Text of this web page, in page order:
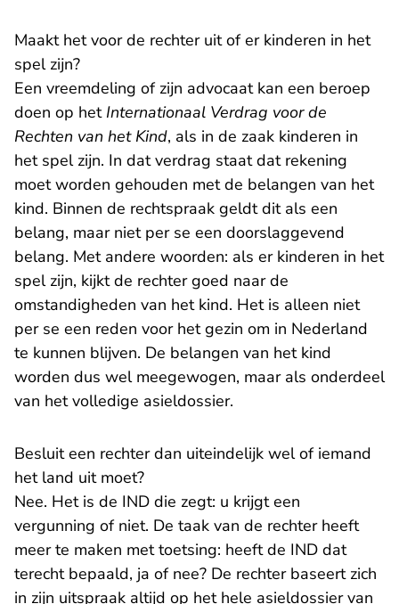
Maakt het voor de rechter uit of er kinderen in het
spel zijn?
Een vreemdeling of zijn advocaat kan een beroep
doen op het Internationaal Verdrag voor de
Rechten van het Kind, als in de zaak kinderen in
het spel zijn. In dat verdrag staat dat rekening
moet worden gehouden met de belangen van het
kind. Binnen de rechtspraak geldt dit als een
belang, maar niet per se een doorslaggevend
belang. Met andere woorden: als er kinderen in het
spel zijn, kijkt de rechter goed naar de
omstandigheden van het kind. Het is alleen niet
per se een reden voor het gezin om in Nederland
te kunnen blijven. De belangen van het kind
worden dus wel meegewogen, maar als onderdeel
van het volledige asieldossier.
Besluit een rechter dan uiteindelijk wel of iemand
het land uit moet?
Nee. Het is de IND die zegt: u krijgt een
vergunning of niet. De taak van de rechter heeft
meer te maken met toetsing: heeft de IND dat
terecht bepaald, ja of nee? De rechter baseert zich
in zijn uitspraak altijd op het hele asieldossier van